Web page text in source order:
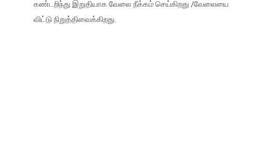
கண்டறிந்து இறுதியாக வேலை நீக்கம் செய்கிறது /வேலையை
விட்டு நிறுத்திவைக்கிறது.